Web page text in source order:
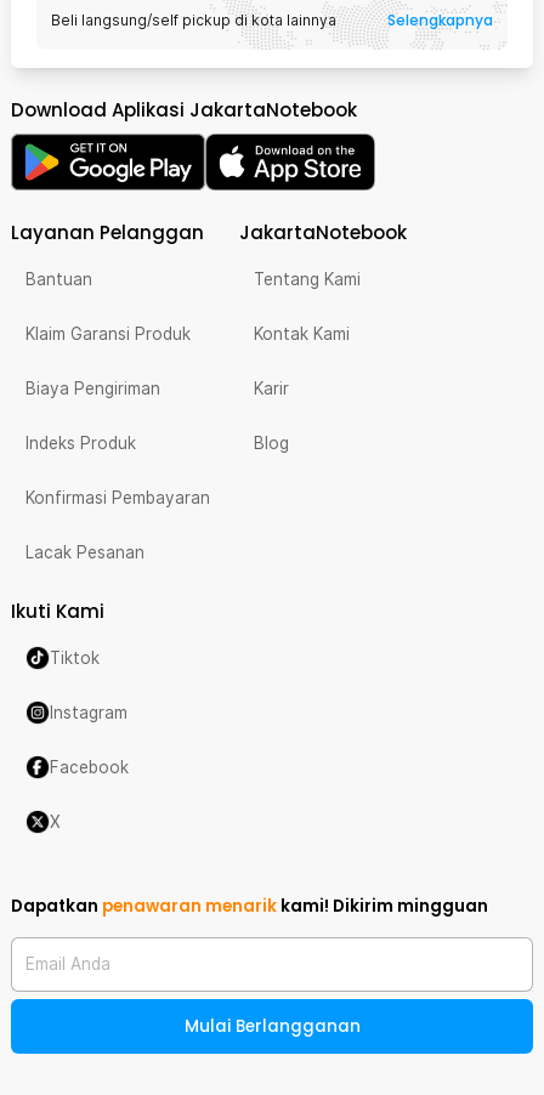
Beli langsung/self pickup di kota lainnya Selengkapnya
Download Aplikasi JakartaNotebook
Layanan Pelanggan
Bantuan
Klaim Garansi Produk
Biaya Pengiriman
Indeks Produk
Konfirmasi Pembayaran
Lacak Pesanan
JakartaNotebook
Tentang Kami
Kontak Kami
Karir
Blog
Ikuti Kami
Tiktok
Instagram
Facebook
X
Dapatkan penawaran menarik kami! Dikirim mingguan
Email Anda
Mulai Berlangganan